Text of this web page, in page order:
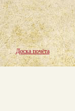
Доска почёта